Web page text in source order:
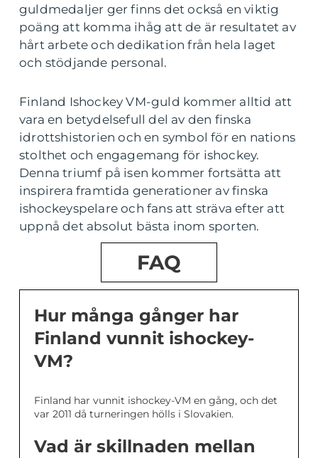
guldmedaljer ger finns det också en viktig
poäng att komma ihåg att de är resultatet av
hårt arbete och dedikation från hela laget
och stödjande personal.
Finland Ishockey VM-guld kommer alltid att
vara en betydelsefull del av den finska
idrottshistorien och en symbol för en nations
stolthet och engagemang för ishockey.
Denna triumf på isen kommer fortsätta att
inspirera framtida generationer av finska
ishockeyspelare och fans att sträva efter att
uppnå det absolut bästa inom sporten.
FAQ
Hur många gånger har
Finland vunnit ishockey-
VM?
Finland har vunnit ishockey-VM en gång, och det
var 2011 då turneringen hölls i Slovakien.
Vad är skillnaden mellan